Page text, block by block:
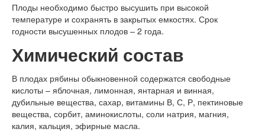
Плоды необходимо быстро высушить при высокой
температуре и сохранять в закрытых емкостях. Срок
годности высушенных плодов – 2 года.
Химический состав
В плодах рябины обыкновенной содержатся свободные
кислоты – яблочная, лимонная, янтарная и винная,
дубильные вещества, сахар, витамины В, С, Р, пектиновые
вещества, сорбит, аминокислоты, соли натрия, магния,
калия, кальция, эфирные масла.